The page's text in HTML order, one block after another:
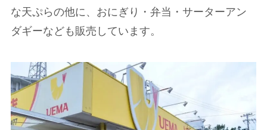
な天ぷらの他に、おにぎり・弁当・サーターアン
ダギーなども販売しています。